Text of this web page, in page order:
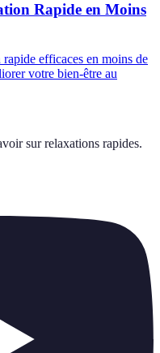
Rapide en Moins
efficaces en moins de
votre bien-être au
sur relaxations rapides.